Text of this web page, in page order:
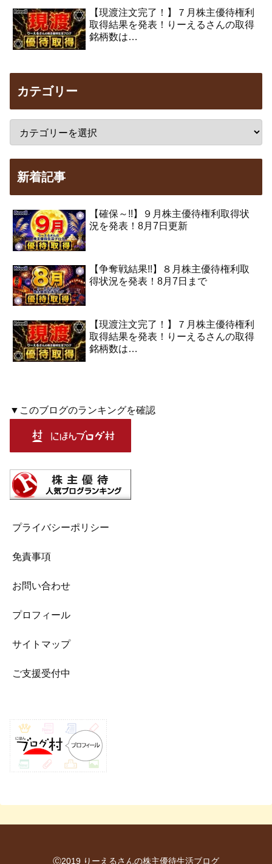
【現渡注文完了！】７月株主優待権利
取得結果を発表！りーえるさんの取得
銘柄数は…
カテゴリー
新着記事
【確保～!!】９月株主優待権利取得状
況を発表！8月7日更新
【争奪戦結果!!】８月株主優待権利取
得状況を発表！8月7日まで
【現渡注文完了！】７月株主優待権利
取得結果を発表！りーえるさんの取得
銘柄数は…
▼このブログのランキングを確認
プライバシーポリシー
免責事項
お問い合わせ
プロフィール
サイトマップ
ご支援受付中
Ⓒ2019 りーえるさんの株主優待生活ブログ